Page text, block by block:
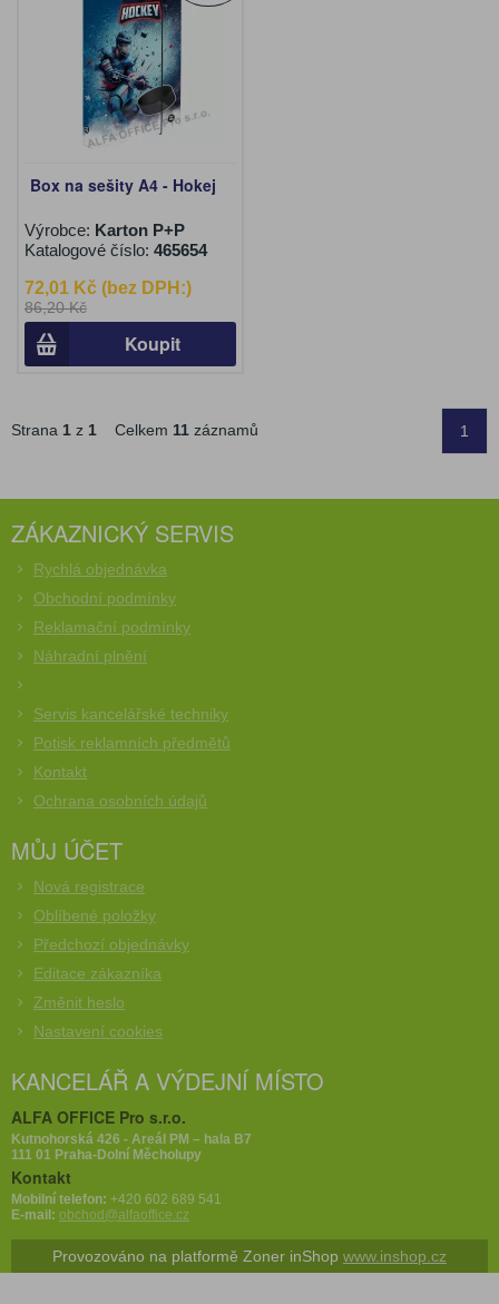
Box na sešity A4 - Hokej
Výrobce: Karton P+P
Katalogové číslo: 465654
72,01 Kč (bez DPH:)
86,20 Kč
Koupit
Strana 1 z 1 Celkem 11 záznamů 1
ZÁKAZNICKÝ SERVIS
Rychlá objednávka
Obchodní podmínky
Reklamační podmínky
Náhradní plnění
Servis kancelářské techniky
Potisk reklamních předmětů
Kontakt
Ochrana osobních údajů
MŮJ ÚČET
Nová registrace
Oblíbené položky
Předchozí objednávky
Editace zákazníka
Změnit heslo
Nastavení cookies
KANCELÁŘ A VÝDEJNÍ MÍSTO
ALFA OFFICE Pro s.r.o.
Kutnohorská 426 - Areál PM – hala B7
111 01 Praha-Dolní Měcholupy
Kontakt
Mobilní telefon: +420 602 689 541
E-mail: obchod@alfaoffice.cz
Provozováno na platformě Zoner inShop www.inshop.cz